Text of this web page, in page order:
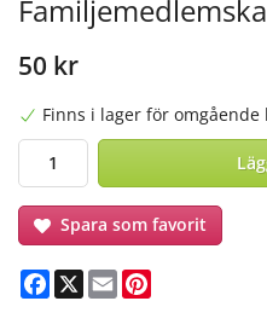
50 kr
Finns i lager för omgående
Spara som favorit
Facebook
X Email